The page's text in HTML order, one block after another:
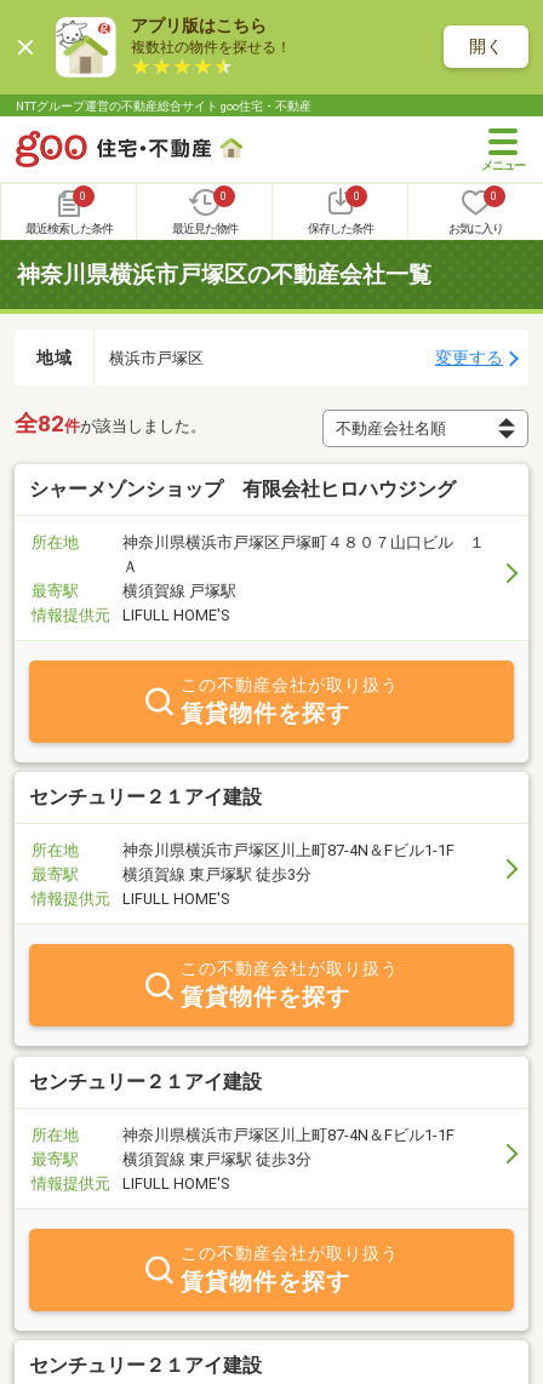
アプリ版はこちら
複数社の物件を探せる！ 開く
NTTグループ運営の不動産総合サイト goo住宅・不動産
0
最近検索した条件
0
最近見た物件
0
保存した条件
0
お気に入り
神奈川県横浜市戸塚区の不動産会社一覧
地域 横浜市戸塚区 変更する
全82件が該当しました。
シャーメゾンショップ 有限会社ヒロハウジング
所在地
神奈川県横浜市戸塚区戸塚町４８０７山口ビル １
Ａ
最寄駅
横須賀線 戸塚駅
情報提供元
LIFULL HOME'S
この不動産会社が取り扱う
賃貸物件を探す
センチュリー２１アイ建設
所在地
神奈川県横浜市戸塚区川上町87-4N＆Fビル1-1F
最寄駅
横須賀線 東戸塚駅 徒歩3分
情報提供元
LIFULL HOME'S
この不動産会社が取り扱う
賃貸物件を探す
センチュリー２１アイ建設
所在地
神奈川県横浜市戸塚区川上町87-4N＆Fビル1-1F
最寄駅
横須賀線 東戸塚駅 徒歩3分
情報提供元
LIFULL HOME'S
この不動産会社が取り扱う
賃貸物件を探す
センチュリー２１アイ建設